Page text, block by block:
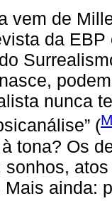
vem de
da
nunca
(
tona? Os
sonhos,
Mais ainda: